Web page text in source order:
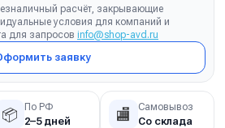
расчёт, закрывающие
условия для компаний и
для запросов info@shop-avd.ru
заявку
📦 По РФ
2–5 дней 🏬 Самовывоз
Со склада